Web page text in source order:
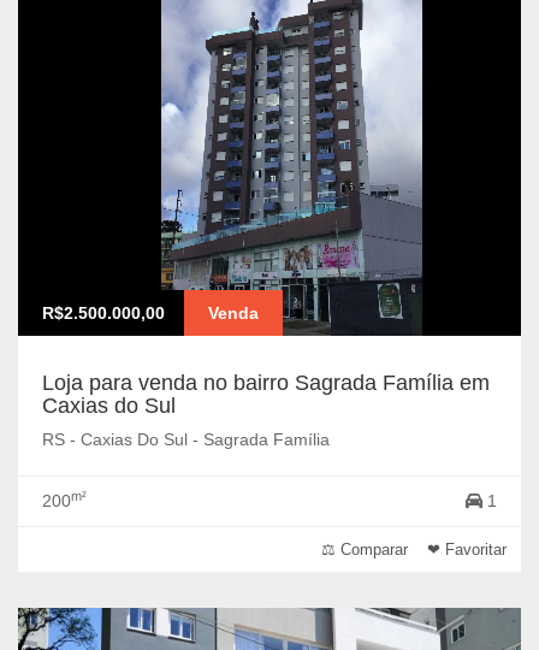
R$2.500.000,00 Venda
Loja para venda no bairro Sagrada Família em
Caxias do Sul
RS - Caxias Do Sul - Sagrada Família
200m² 1
⚖ Comparar ❤ Favoritar